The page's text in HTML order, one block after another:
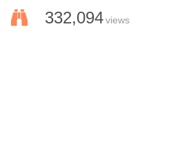
332,094views